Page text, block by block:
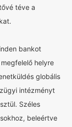
téve a
bankot
helyre
globális
intézményt
Széles
beleértve